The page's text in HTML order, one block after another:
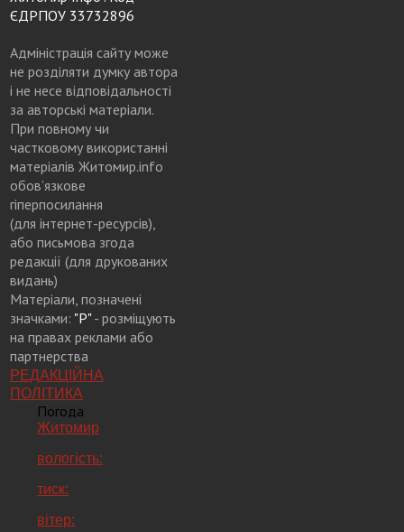
ЄДРПОУ 33732896
Адміністрація сайту може
не розділяти думку автора
і не несе відповідальності
за авторські матеріали.
При повному чи
частковому використанні
матеріалів Житомир.info
обов’язкове
гіперпосилання
(для інтернет-ресурсів),
або письмова згода
редакції (для друкованих
видань)
Матеріали, позначені
значками: "Р"- розміщують
на правах реклами або
партнерства
РЕДАКЦІЙНА
ПОЛІТИКА
Погода
Житомир
вологість:
тиск:
вітер: